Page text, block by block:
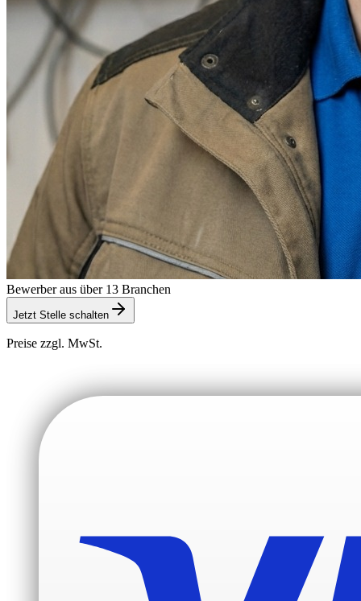
Bewerber aus über 13 Branchen
Jetzt Stelle schalten
Preise zzgl. MwSt.